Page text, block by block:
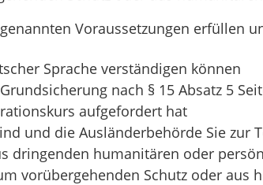
Voraussetzungen erfüllen
Sprache verständigen können
nach § 15 Absatz 5
aufgefordert hat
und die Ausländerbehörde Sie zur
dringenden humanitären oder
vorübergehenden Schutz oder aus